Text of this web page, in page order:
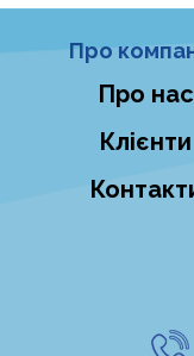
Про
Про нас
Клієнти